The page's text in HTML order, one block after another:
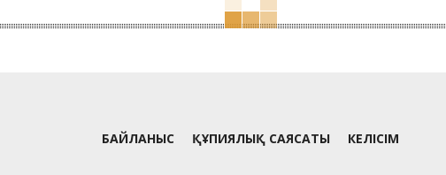
БАЙЛАНЫС ҚҰПИЯЛЫҚ САЯСАТЫ КЕЛІСІМ